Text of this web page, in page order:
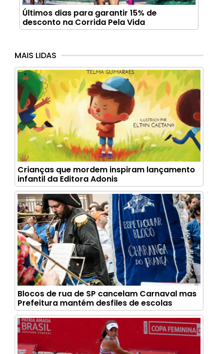
Últimos dias para garantir 15% de
desconto na Corrida Pela Vida
MAIS LIDAS
Crianças que mordem inspiram lançamento
infantil da Editora Adonis
Blocos de rua de SP cancelam Carnaval mas
Prefeitura mantém desfiles de escolas